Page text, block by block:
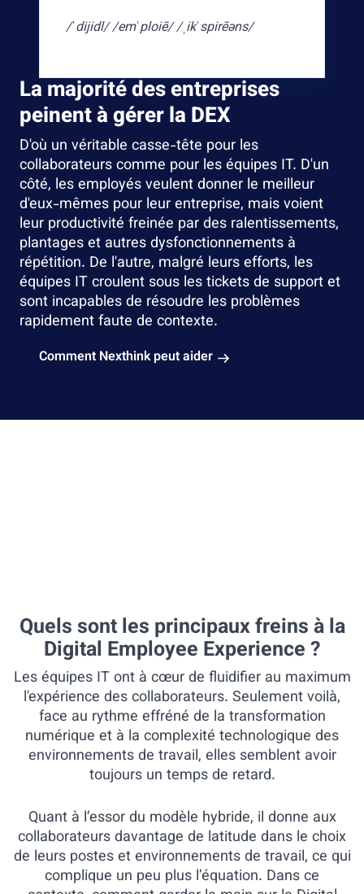
/ˈdijidl/ /emˈploiē/ /ˌikˈspirēəns/
La majorité des entreprises
peinent à gérer la DEX
D'où un véritable casse-tête pour les
collaborateurs comme pour les équipes IT. D'un
côté, les employés veulent donner le meilleur
d'eux-mêmes pour leur entreprise, mais voient
leur productivité freinée par des ralentissements,
plantages et autres dysfonctionnements à
répétition. De l'autre, malgré leurs efforts, les
équipes IT croulent sous les tickets de support et
sont incapables de résoudre les problèmes
rapidement faute de contexte.
Comment Nexthink peut aider
Quels sont les principaux freins à la
Digital Employee Experience ?
Les équipes IT ont à cœur de fluidifier au maximum
l'expérience des collaborateurs. Seulement voilà,
face au rythme effréné de la transformation
numérique et à la complexité technologique des
environnements de travail, elles semblent avoir
toujours un temps de retard.
Quant à l’essor du modèle hybride, il donne aux
collaborateurs davantage de latitude dans le choix
de leurs postes et environnements de travail, ce qui
complique un peu plus l’équation. ⁠Dans ce